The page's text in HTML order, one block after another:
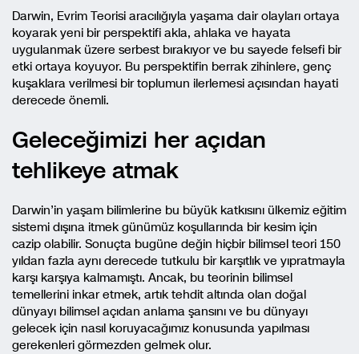
Darwin, Evrim Teorisi aracılığıyla yaşama dair olayları ortaya
koyarak yeni bir perspektifi akla, ahlaka ve hayata
uygulanmak üzere serbest bırakıyor ve bu sayede felsefi bir
etki ortaya koyuyor. Bu perspektifin berrak zihinlere, genç
kuşaklara verilmesi bir toplumun ilerlemesi açısından hayati
derecede önemli.
Geleceğimizi her açıdan
tehlikeye atmak
Darwin’in yaşam bilimlerine bu büyük katkısını ülkemiz eğitim
sistemi dışına itmek günümüz koşullarında bir kesim için
cazip olabilir. Sonuçta bugüne değin hiçbir bilimsel teori 150
yıldan fazla aynı derecede tutkulu bir karşıtlık ve yıpratmayla
karşı karşıya kalmamıştı. Ancak, bu teorinin bilimsel
temellerini inkar etmek, artık tehdit altında olan doğal
dünyayı bilimsel açıdan anlama şansını ve bu dünyayı
gelecek için nasıl koruyacağımız konusunda yapılması
gerekenleri görmezden gelmek olur.